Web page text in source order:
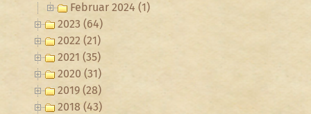
Februar 2024 (1)
2023 (64)
2022 (21)
2021 (35)
2020 (31)
2019 (28)
2018 (43)